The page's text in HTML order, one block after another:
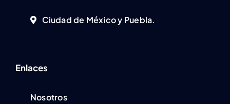
Ciudad de México y Puebla.
Enlaces
Nosotros